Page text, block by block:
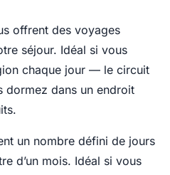
offrent des voyages
séjour. Idéal si vous
chaque jour — le circuit
dormez dans un endroit
un nombre défini de jours
d’un mois. Idéal si vous